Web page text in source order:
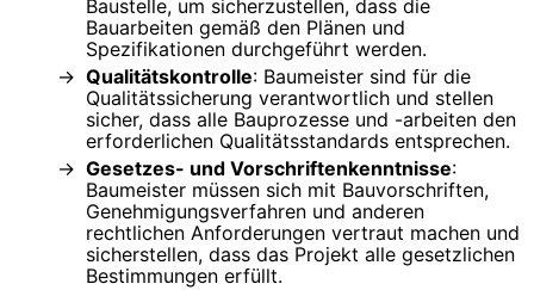
Baustelle, um sicherzustellen, dass die
Bauarbeiten gemäß den Plänen und
Spezifikationen durchgeführt werden.
Qualitätskontrolle: Baumeister sind für die
Qualitätssicherung verantwortlich und stellen
sicher, dass alle Bauprozesse und -arbeiten den
erforderlichen Qualitätsstandards entsprechen.
Gesetzes- und Vorschriftenkenntnisse:
Baumeister müssen sich mit Bauvorschriften,
Genehmigungsverfahren und anderen
rechtlichen Anforderungen vertraut machen und
sicherstellen, dass das Projekt alle gesetzlichen
Bestimmungen erfüllt.